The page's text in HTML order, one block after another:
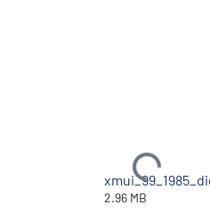
Ladataan...
2.96 MB